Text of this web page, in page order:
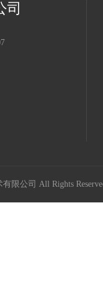
司
有限公司 All Rights